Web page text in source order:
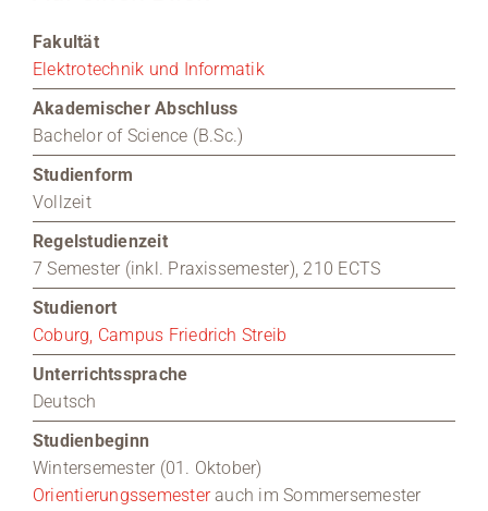
Medien
Stellenangebote
News
Veranstaltungen
Fakultät
Elektrotechnik und Informatik
Akademischer Abschluss
Bachelor of Science (B.Sc.)
Studienform
Vollzeit
Regelstudienzeit
7 Semester (inkl. Praxissemester), 210 ECTS
Studienort
Coburg, Campus Friedrich Streib
Unterrichtssprache
Deutsch
Studienbeginn
Wintersemester (01. Oktober)
Orientierungssemesterauch im Sommersemester